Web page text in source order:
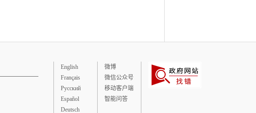
English
Français
Русский
Español
Deutsch
微博
微信公众号
移动客户端
智能问答